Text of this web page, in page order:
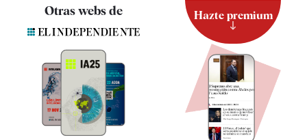
Contacto
Quiénes somos
Especificaciones
Otras webs de Hazte premium